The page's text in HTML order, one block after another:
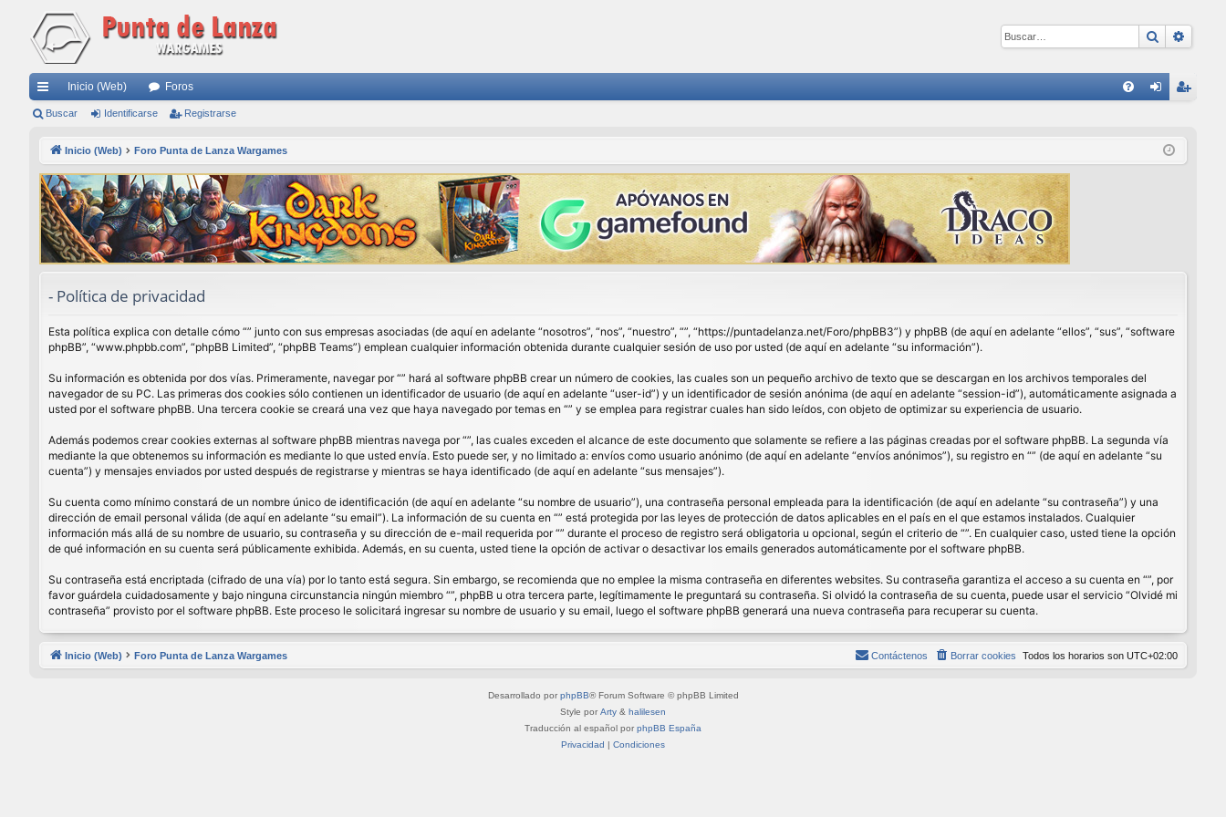
Buscar
nl
rá
pi
do
Inicio (Web) Foros
ist
Buscar Identificarse Registrarse
Inicio (Web) Foro Punta de Lanza Wargames
- Política de privacidad
Esta política explica con detalle cómo “” junto con sus empresas asociadas (de aquí en adelante “nosotros”, “nos”, “nuestro”, “”, “https://puntadelanza.net/Foro/phpBB3”) y phpBB (de aquí en adelante “ellos”, “sus”, “software
phpBB”, “www.phpbb.com”, “phpBB Limited”, “phpBB Teams”) emplean cualquier información obtenida durante cualquier sesión de uso por usted (de aquí en adelante “su información”).
Su información es obtenida por dos vías. Primeramente, navegar por “” hará al software phpBB crear un número de cookies, las cuales son un pequeño archivo de texto que se descargan en los archivos temporales del
navegador de su PC. Las primeras dos cookies sólo contienen un identificador de usuario (de aquí en adelante “user-id”) y un identificador de sesión anónima (de aquí en adelante “session-id”), automáticamente asignada a
usted por el software phpBB. Una tercera cookie se creará una vez que haya navegado por temas en “” y se emplea para registrar cuales han sido leídos, con objeto de optimizar su experiencia de usuario.
Además podemos crear cookies externas al software phpBB mientras navega por “”, las cuales exceden el alcance de este documento que solamente se refiere a las páginas creadas por el software phpBB. La segunda vía
mediante la que obtenemos su información es mediante lo que usted envía. Esto puede ser, y no limitado a: envíos como usuario anónimo (de aquí en adelante “envíos anónimos”), su registro en “” (de aquí en adelante “su
cuenta”) y mensajes enviados por usted después de registrarse y mientras se haya identificado (de aquí en adelante “sus mensajes”).
Su cuenta como mínimo constará de un nombre único de identificación (de aquí en adelante “su nombre de usuario”), una contraseña personal empleada para la identificación (de aquí en adelante “su contraseña”) y una
dirección de email personal válida (de aquí en adelante “su email”). La información de su cuenta en “” está protegida por las leyes de protección de datos aplicables en el país en el que estamos instalados. Cualquier
información más allá de su nombre de usuario, su contraseña y su dirección de e-mail requerida por “” durante el proceso de registro será obligatoria u opcional, según el criterio de “”. En cualquier caso, usted tiene la opción
de qué información en su cuenta será públicamente exhibida. Además, en su cuenta, usted tiene la opción de activar o desactivar los emails generados automáticamente por el software phpBB.
Su contraseña está encriptada (cifrado de una vía) por lo tanto está segura. Sin embargo, se recomienda que no emplee la misma contraseña en diferentes websites. Su contraseña garantiza el acceso a su cuenta en “”, por
favor guárdela cuidadosamente y bajo ninguna circunstancia ningún miembro “”, phpBB u otra tercera parte, legítimamente le preguntará su contraseña. Si olvidó la contraseña de su cuenta, puede usar el servicio “Olvidé mi
contraseña” provisto por el software phpBB. Este proceso le solicitará ingresar su nombre de usuario y su email, luego el software phpBB generará una nueva contraseña para recuperar su cuenta.
Inicio (Web) Foro Punta de Lanza Wargames Todos los horarios son UTC+02:00
Borrar cookies
Contáctenos
Desarrollado por phpBB® Forum Software © phpBB Limited
Style por Arty & halilesen
Traducción al español por phpBB España
Privacidad | Condiciones